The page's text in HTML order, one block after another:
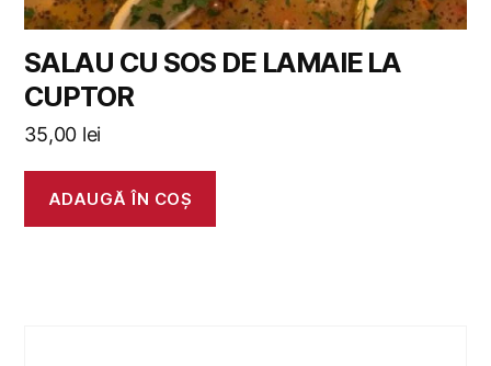
SALAU CU SOS DE LAMAIE LA
CUPTOR
35,00 lei
ADAUGĂ ÎN COȘ